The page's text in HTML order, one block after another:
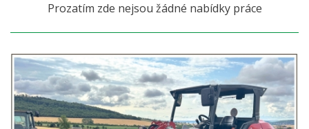
Prozatím zde nejsou žádné nabídky práce